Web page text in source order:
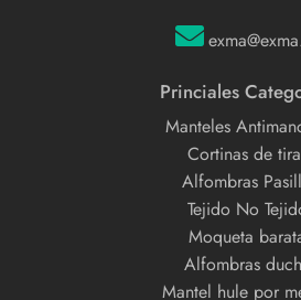
Princiales
Manteles
Cortinas de
Alfombras
Tejido No
Moqueta
Alfombras
Mantel hule por